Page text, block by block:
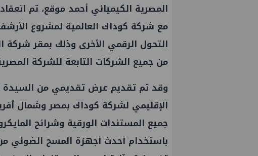
المصرية الكيميائي أحمد موقع، تم
مع شركة كوداك العالمية لمشروع
التحول الرقمي الأخرى وذلك بمقر شركة
من جميع الشركات التابعة للشركة
وقد تم تقديم عرض تقديمي من السيدة
الإقليمي لشركة كوداك بمصر وشمال
جميع المستندات الورقية وشرائح
باستخدام أحدث أجهزة المسح الضوئي